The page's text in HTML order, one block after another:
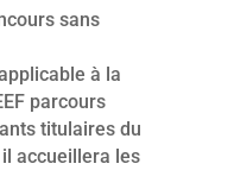
sans
à la
parcours
titulaires du
accueillera les